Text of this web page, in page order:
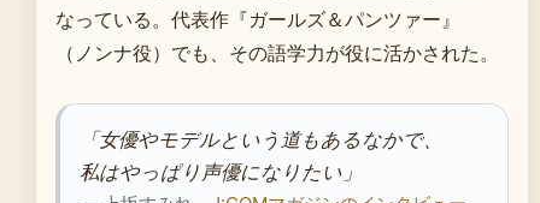
なっている。代表作『ガールズ＆パンツァー』
（ノンナ役）でも、その語学力が役に活かされた。
「女優やモデルという道もあるなかで、
私はやっぱり声優になりたい」